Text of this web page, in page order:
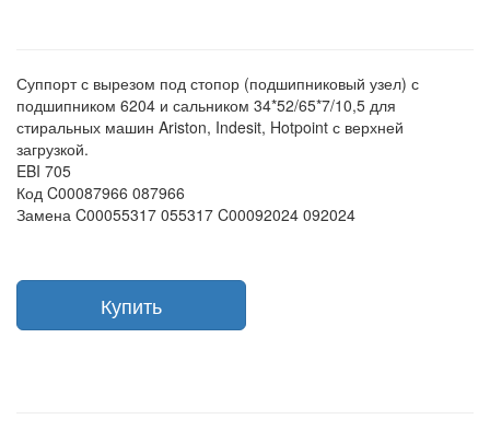
Суппорт с вырезом под стопор (подшипниковый узел) с
подшипником 6204 и сальником 34*52/65*7/10,5 для
стиральных машин Ariston, Indesit, Hotpoint с верхней
загрузкой.
EBI 705
Код C00087966 087966
Замена C00055317 055317 C00092024 092024